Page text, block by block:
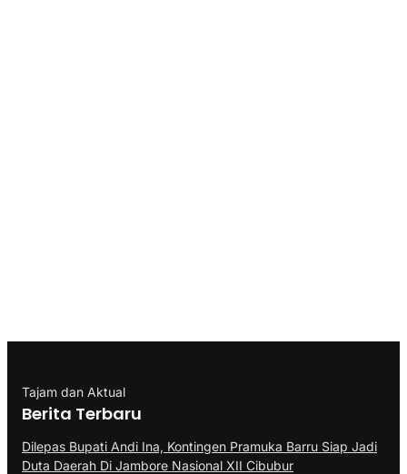
Tajam dan Aktual
Berita Terbaru
Dilepas Bupati Andi Ina, Kontingen Pramuka Barru Siap Jadi
Duta Daerah Di Jambore Nasional XII Cibubur